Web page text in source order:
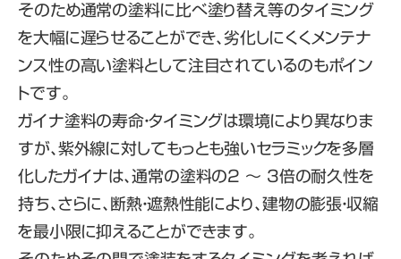
そのため通常の塗料に比べ塗り替え等のタイミング
を大幅に遅らせることができ、劣化しにくくメンテナ
ンス性の高い塗料として注目されているのもポイン
トです。
ガイナ塗料の寿命・タイミングは環境により異なりま
すが、紫外線に対してもっとも強いセラミックを多層
化したガイナは、通常の塗料の2 〜 3倍の耐久性を
持ち、さらに、断熱・遮熱性能により、建物の膨張・収縮
を最小限に抑えることができます。